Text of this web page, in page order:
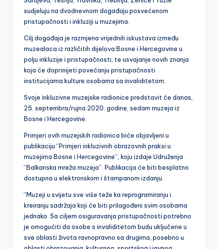
sudjeluju na dvodnevnom događaju posvećenom
pristupačnosti i inkluziji u muzejima.
Cilj događaja je razmjena vrijednih iskustava između
muzealaca iz različitih dijelova Bosne i Hercegovine u
polju inkluzije i pristupačnosti, te usvajanje novih znanja
koja će doprinijeti povećanju pristupačnosti
institucijama kulture osobama sa invaliditetom.
Svoje inkluzivne muzejske radionice predstavit će danas,
25. septembra/rujna 2020. godine, sedam muzeja iz
Bosne i Hercegovine.
Primjeri ovih muzejskih radionica biće objavljeni u
publikaciju “Primjeri inkluzivnih obrazovnih praksi u
muzejima Bosne i Hercegovine”, koju izdaje Udruženja
“Balkanska mreža muzeja”. Publikacija će biti besplatno
dostupna u elektronskom i štampanom izdanju.
“Muzeji u svijetu sve više teže ka reprogramiranju i
kreiranju sadržaja koji će biti prilagođeni svim osobama
jednako. Sa ciljem osiguravanja pristupačnosti potrebno
je omogućiti da osobe s invaliditetom budu uključene u
sve oblasti života ravnopravno sa drugima, posebno u